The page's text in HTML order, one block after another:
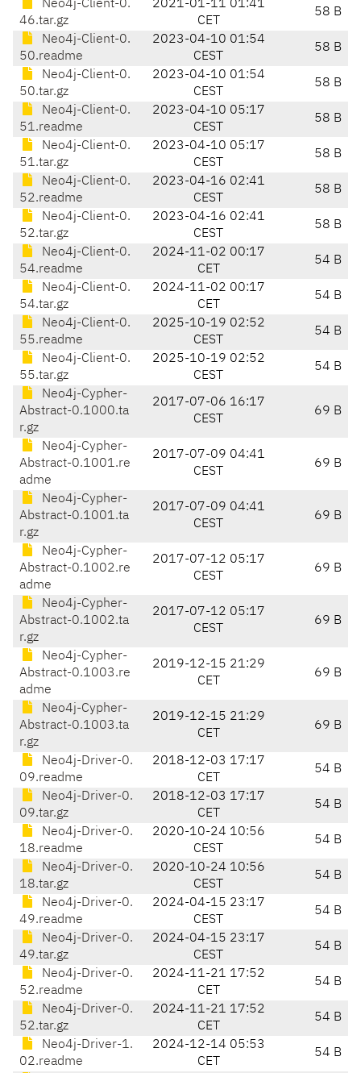
Neo4j-Client-0.
46.tar.gz
2021-01-11 01:41
CET
58 B
Neo4j-Client-0.
50.readme
2023-04-10 01:54
CEST
58 B
Neo4j-Client-0.
50.tar.gz
2023-04-10 01:54
CEST
58 B
Neo4j-Client-0.
51.readme
2023-04-10 05:17
CEST
58 B
Neo4j-Client-0.
51.tar.gz
2023-04-10 05:17
CEST
58 B
Neo4j-Client-0.
52.readme
2023-04-16 02:41
CEST
58 B
Neo4j-Client-0.
52.tar.gz
2023-04-16 02:41
CEST
58 B
Neo4j-Client-0.
54.readme
2024-11-02 00:17
CET
54 B
Neo4j-Client-0.
54.tar.gz
2024-11-02 00:17
CET
54 B
Neo4j-Client-0.
55.readme
2025-10-19 02:52
CEST
54 B
Neo4j-Client-0.
55.tar.gz
2025-10-19 02:52
CEST
54 B
Neo4j-Cypher-
Abstract-0.1000.ta
r.gz
2017-07-06 16:17
CEST
69 B
Neo4j-Cypher-
Abstract-0.1001.re
adme
2017-07-09 04:41
CEST
69 B
Neo4j-Cypher-
Abstract-0.1001.ta
r.gz
2017-07-09 04:41
CEST
69 B
Neo4j-Cypher-
Abstract-0.1002.re
adme
2017-07-12 05:17
CEST
69 B
Neo4j-Cypher-
Abstract-0.1002.ta
r.gz
2017-07-12 05:17
CEST
69 B
Neo4j-Cypher-
Abstract-0.1003.re
adme
2019-12-15 21:29
CET
69 B
Neo4j-Cypher-
Abstract-0.1003.ta
r.gz
2019-12-15 21:29
CET
69 B
Neo4j-Driver-0.
09.readme
2018-12-03 17:17
CET
54 B
Neo4j-Driver-0.
09.tar.gz
2018-12-03 17:17
CET
54 B
Neo4j-Driver-0.
18.readme
2020-10-24 10:56
CEST
54 B
Neo4j-Driver-0.
18.tar.gz
2020-10-24 10:56
CEST
54 B
Neo4j-Driver-0.
49.readme
2024-04-15 23:17
CEST
54 B
Neo4j-Driver-0.
49.tar.gz
2024-04-15 23:17
CEST
54 B
Neo4j-Driver-0.
52.readme
2024-11-21 17:52
CET
54 B
Neo4j-Driver-0.
52.tar.gz
2024-11-21 17:52
CET
54 B
Neo4j-Driver-1.
02.readme
2024-12-14 05:53
CET
54 B